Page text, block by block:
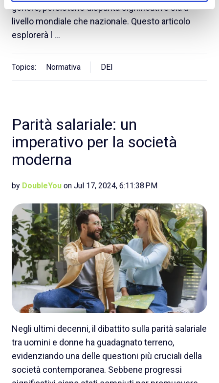
genere, persistono disparità significative sia a
livello mondiale che nazionale. Questo articolo
esplorerà l …
Topics: Normativa DEI
Parità salariale: un
imperativo per la società
moderna
by DoubleYou on Jul 17, 2024, 6:11:38 PM
Negli ultimi decenni, il dibattito sulla parità salariale
tra uomini e donne ha guadagnato terreno,
evidenziando una delle questioni più cruciali della
società contemporanea. Sebbene progressi